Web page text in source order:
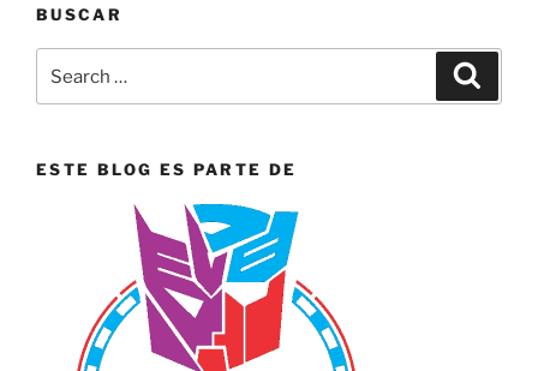
BUSCAR
for:
ESTE BLOG ES PARTE DE